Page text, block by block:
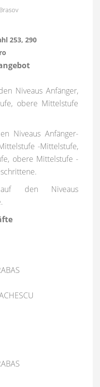
253, 290
Niveaus Anfänger,
obere Mittelstufe
Niveaus Anfänger-
-Mittelstufe,
obere Mittelstufe -
auf den Niveaus